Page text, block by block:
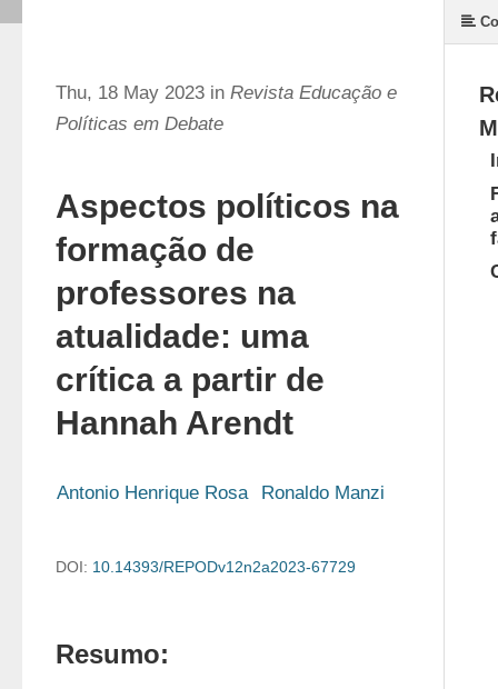
Thu, 18 May 2023 in Revista Educação e
Políticas em Debate
Aspectos políticos na
formação de
professores na
atualidade: uma
crítica a partir de
Hannah Arendt
Antonio Henrique Rosa Ronaldo Manzi
DOI: 10.14393/REPODv12n2a2023-67729
Resumo: